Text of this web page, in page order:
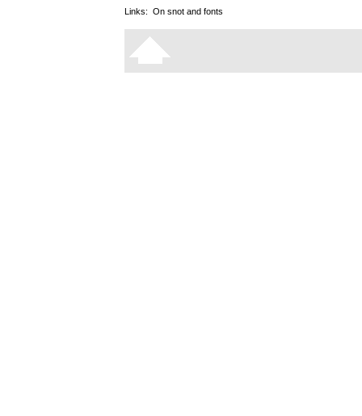
Links: On snot and fonts